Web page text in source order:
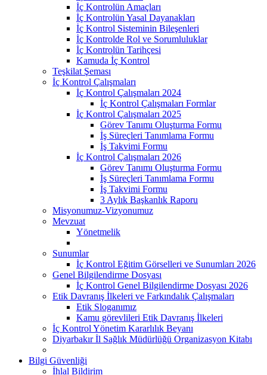
İç Kontrolün Amaçları
İç Kontrolün Yasal Dayanakları
İç Kontrol Sisteminin Bileşenleri
İç Kontrolde Rol ve Sorumluluklar
İç Kontrolün Tarihçesi
Kamuda İç Kontrol
Teşkilat Şeması
İç Kontrol Çalışmaları
İç Kontrol Çalışmaları 2024
İç Kontrol Çalışmaları Formlar
İç Kontrol Çalışmaları 2025
Görev Tanımı Oluşturma Formu
İş Süreçleri Tanımlama Formu
İş Takvimi Formu
İç Kontrol Çalışmaları 2026
Görev Tanımı Oluşturma Formu
İş Süreçleri Tanımlama Formu
İş Takvimi Formu
3 Aylık Başkanlık Raporu
Misyonumuz-Vizyonumuz
Mevzuat
Yönetmelik
Sunumlar
İç Kontrol Eğitim Görselleri ve Sunumları 2026
Genel Bilgilendirme Dosyası
İç Kontrol Genel Bilgilendirme Dosyası 2026
Etik Davranış İlkeleri ve Farkındalık Çalışmaları
Etik Sloganımız
Kamu görevlileri Etik Davranış İlkeleri
İç Kontrol Yönetim Kararlılık Beyanı
Diyarbakır İl Sağlık Müdürlüğü Organizasyon Kitabı
Bilgi Güvenliği
İhlal Bildirim